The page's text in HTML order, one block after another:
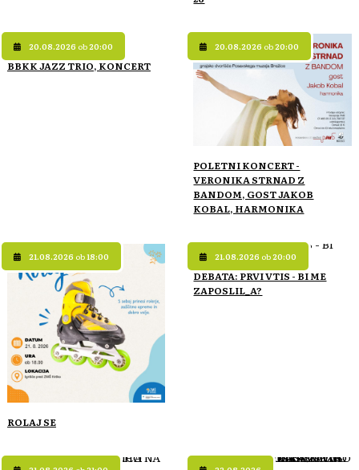
20.08.2026 ob20:00
BBKK JAZZ TRIO, KONCERT
20.08.2026 ob20:00
POLETNI KONCERT -
VERONIKA STRNAD Z
BANDOM, GOST JAKOB
KOBAL, HARMONIKA
21.08.2026 ob18:00
ROLAJ SE
21.08.2026 ob20:00
DEBATA: PRVI VTIS - BI ME
ZAPOSLIL_A?